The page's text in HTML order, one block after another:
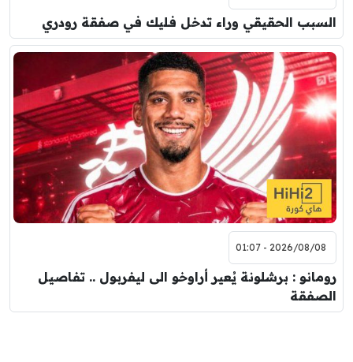
السبب الحقيقي وراء تدخل فليك في صفقة رودري
2026/08/08 - 01:07
رومانو : برشلونة يُعير أراوخو الى ليفربول .. تفاصيل
الصفقة